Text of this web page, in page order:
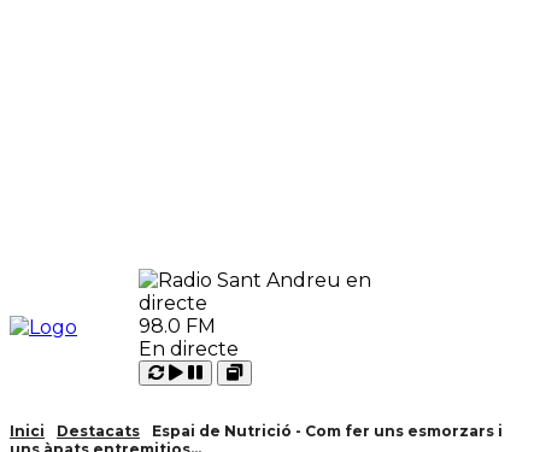
98.0 FM
En directe
Carregant
Reproduir
Pausar
Open
Inici Destacats
Espai de Nutrició - Com fer uns esmorzars i